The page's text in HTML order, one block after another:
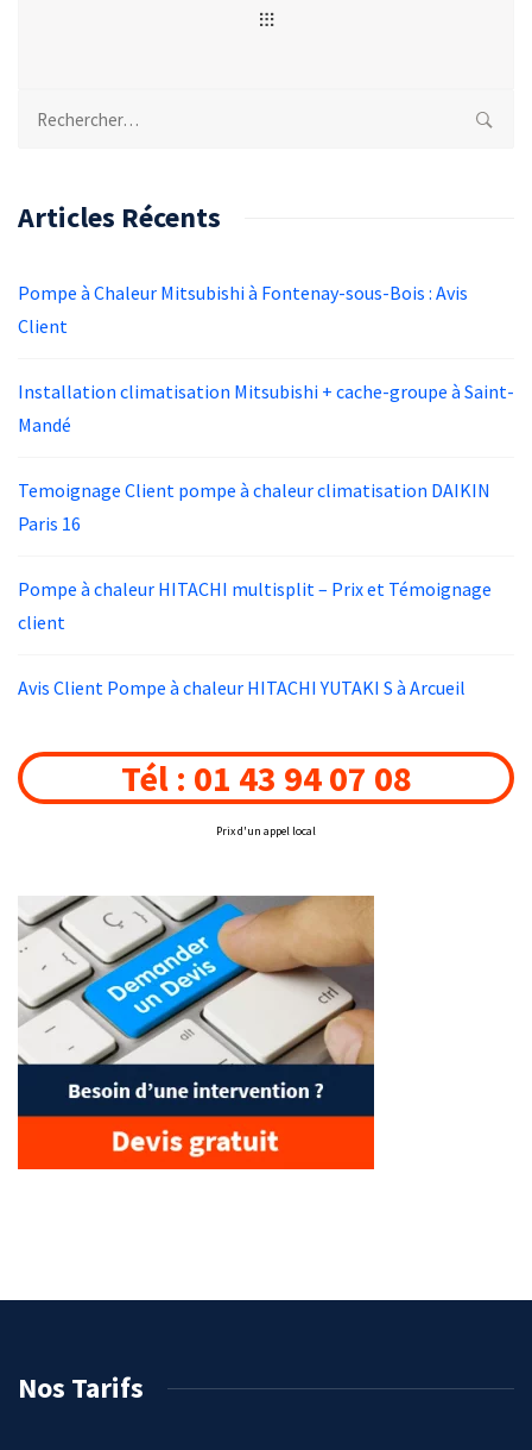
Rechercher :
Articles Récents
Pompe à Chaleur Mitsubishi à Fontenay-sous-Bois : Avis
Client
Installation climatisation Mitsubishi + cache-groupe à Saint-
Mandé
Temoignage Client pompe à chaleur climatisation DAIKIN
Paris 16
Pompe à chaleur HITACHI multisplit – Prix et Témoignage
client
Avis Client Pompe à chaleur HITACHI YUTAKI S à Arcueil
Tél : 01 43 94 07 08
Prix d'un appel local
Nos Tarifs